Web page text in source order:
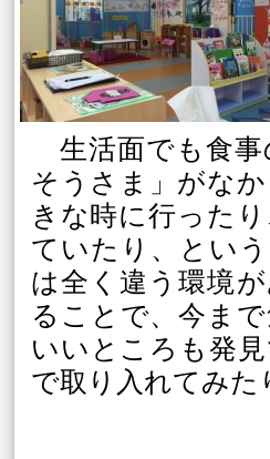
生活面でも食事
そうさま」がな
きな時に行った
ていたり、とい
は全く違う環境
ることで、今ま
いいところも発
で取り入れてみた